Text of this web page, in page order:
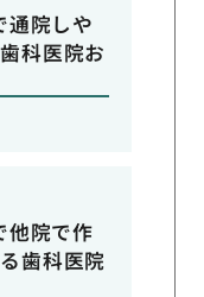
通院しや
科医院お
他院で作
歯科医院